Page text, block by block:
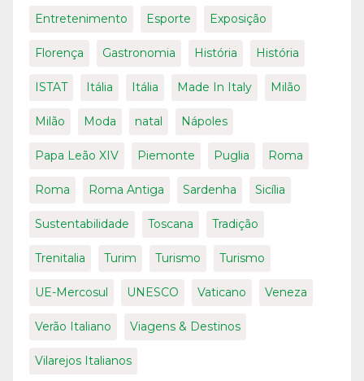
Entretenimento Esporte Exposição
Florença Gastronomia História História
ISTAT Itália Itália Made In Italy Milão
Milão Moda natal Nápoles
Papa Leão XIV Piemonte Puglia Roma
Roma Roma Antiga Sardenha Sicília
Sustentabilidade Toscana Tradição
Trenitalia Turim Turismo Turismo
UE-Mercosul UNESCO Vaticano Veneza
Verão Italiano Viagens & Destinos
Vilarejos Italianos